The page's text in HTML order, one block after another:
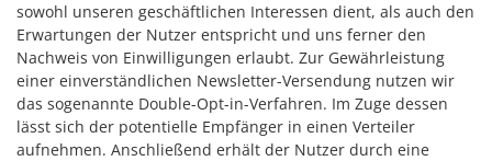
sowohl unseren geschäftlichen Interessen dient, als auch den
Erwartungen der Nutzer entspricht und uns ferner den
Nachweis von Einwilligungen erlaubt. Zur Gewährleistung
einer einverständlichen Newsletter-Versendung nutzen wir
das sogenannte Double-Opt-in-Verfahren. Im Zuge dessen
lässt sich der potentielle Empfänger in einen Verteiler
aufnehmen. Anschließend erhält der Nutzer durch eine